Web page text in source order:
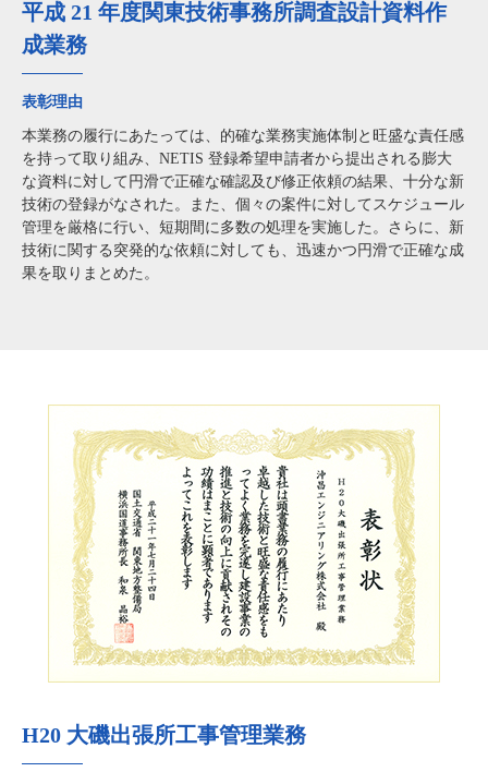
平成 21 年度関東技術事務所調査設計資料作
成業務
表彰理由
本業務の履行にあたっては、的確な業務実施体制と旺盛な責任感
を持って取り組み、NETIS 登録希望申請者から提出される膨大
な資料に対して円滑で正確な確認及び修正依頼の結果、十分な新
技術の登録がなされた。また、個々の案件に対してスケジュール
管理を厳格に行い、短期間に多数の処理を実施した。さらに、新
技術に関する突発的な依頼に対しても、迅速かつ円滑で正確な成
果を取りまとめた。
H20 大磯出張所工事管理業務